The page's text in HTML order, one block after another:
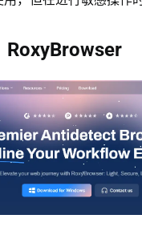
RoxyBrowser